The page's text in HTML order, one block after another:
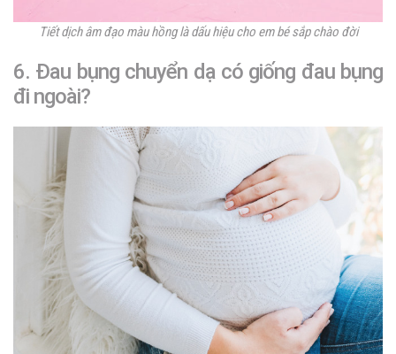
Tiết dịch âm đạo màu hồng là dấu hiệu cho em bé sắp chào đời
6. Đau bụng chuyển dạ có giống đau bụng
đi ngoài?